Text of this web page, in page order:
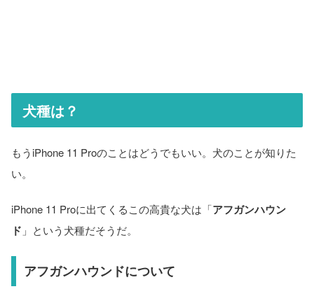
犬種は？
もうiPhone 11 Proのことはどうでもいい。犬のことが知りた
い。
iPhone 11 Proに出てくるこの高貴な犬は「アフガンハウン
ド 」という犬種だそうだ。
アフガンハウンドについて